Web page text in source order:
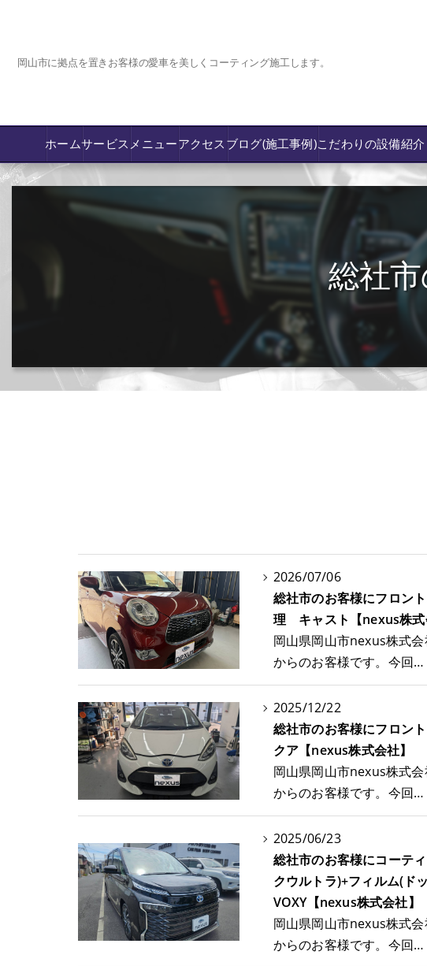
岡山市に拠点を置きお客様の愛車を美しくコーティング施工します。
ホームサービス メニュー
カーフィルム専門店【nexus岡山】
フロントガラス飛び石傷/補修修理か交換/費用や保険修
鈑金修理･塗装
PPF プロテクションフィルム
カー用品取付･車販売･買取(ﾄﾞﾗﾚｺ･ﾅﾋﾞ等)
アクセス ブログ(施工事例)こだわりの設備紹
総社
2026/07/06
総社市のお客様にフロン
理 キャスト【nexus株式
岡山県岡山市nexus株式
からのお客様です。今回…
2025/12/22
総社市のお客様にフロン
クア【nexus株式会社】
岡山県岡山市nexus株式
からのお客様です。今回…
2025/06/23
総社市のお客様にコーテ
クウルトラ)+フィルム(ド
VOXY【nexus株式会社】
岡山県岡山市nexus株式
からのお客様です。今回…